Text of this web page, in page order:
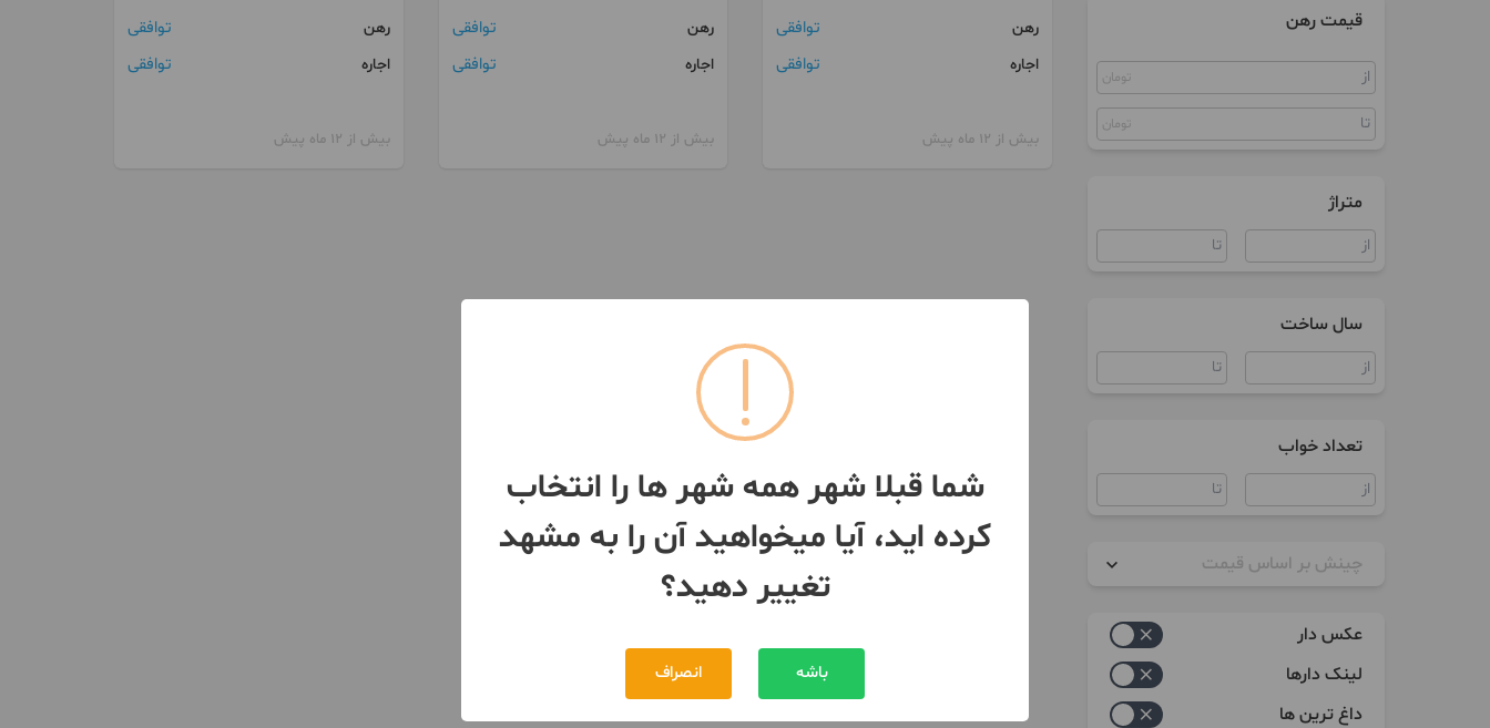
قیمت رهن
تومان
تومان
متراژ
سال ساخت
تعداد خواب
چینش بر اساس قیمت
عکس دار
لینک دارها
داغ ترین ها
رهن
توافقی
اجاره توافقی
بیش از 12 ماه پیش
رهن
توافقی
اجاره توافقی
بیش از 12 ماه پیش
رهن
توافقی
اجاره توافقی
بیش از 12 ماه پیش
شما قبلا شهر همه شهر ها را انتخاب
کرده اید، آیا میخواهید آن را به مشهد
تغییر دهید؟
باشه انصراف